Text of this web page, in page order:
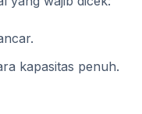
kapasitas penuh.